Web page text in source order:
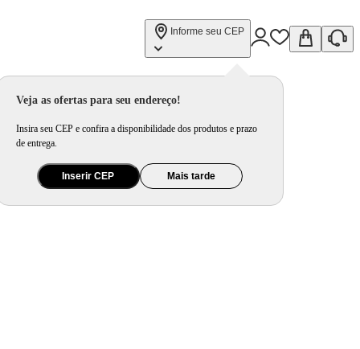
Informe seu CEP
Veja as ofertas para seu endereço!
Insira seu CEP e confira a disponibilidade dos produtos e prazo
de entrega.
Inserir CEP Mais tarde